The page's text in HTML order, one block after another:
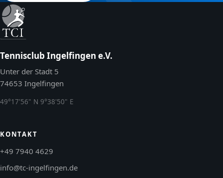
Tennisclub Ingelfingen e.V.
Unter der Stadt 5
74653 Ingelfingen
49°17'56" N 9°38'50" E
KONTAKT
+49 7940 4629
info@tc-ingelfingen.de